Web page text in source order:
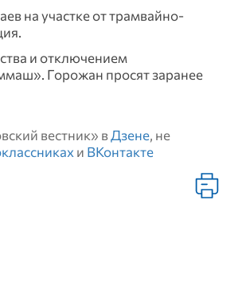
на участке от трамвайно-
и отключением
Горожан просят заранее
вестник» вДзене, не
и ВКонтакте